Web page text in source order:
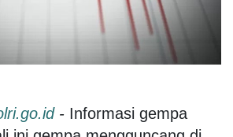
- Informasi gempa